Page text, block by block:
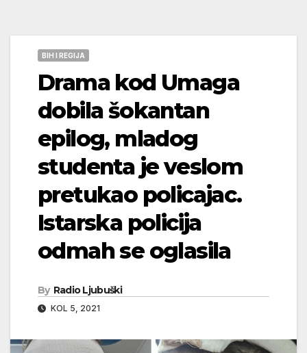
BIH I REGIJA
Drama kod Umaga
dobila šokantan
epilog, mladog
studenta je veslom
pretukao policajac.
Istarska policija
odmah se oglasila
By Radio Ljubuški
KOL 5, 2021